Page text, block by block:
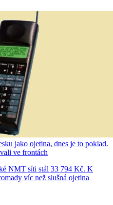
jako ojetina, dnes je to poklad.
ve frontách
NMT síti stál 33 794 Kč. K
víc než slušná ojetina